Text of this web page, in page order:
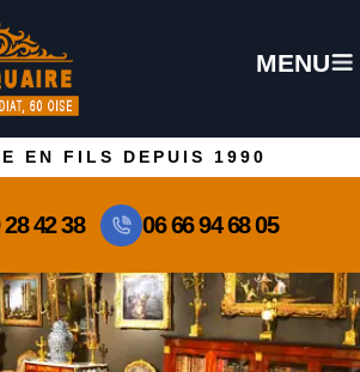
MENU
EN FILS DEPUIS 1990
42 38 06 66 94 68 05